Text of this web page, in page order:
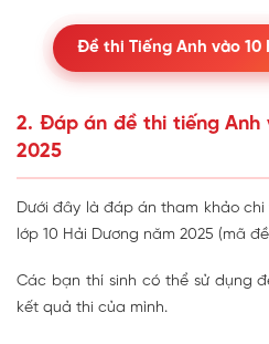
Đề thi Tiếng Anh vào 10
2. Đáp án đề thi tiếng Anh
2025
Dưới đây là đáp án tham khảo
lớp 10 Hải Dương năm 2025 (mã đề
Các bạn thí sinh có thể sử dụng
kết quả thi của mình.